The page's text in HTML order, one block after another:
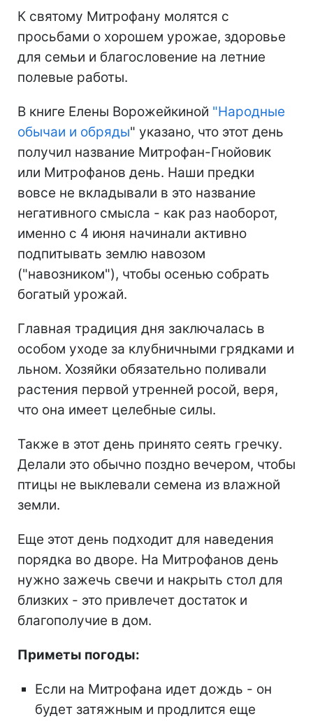
К святому Митрофану молятся с
просьбами о хорошем урожае, здоровье
для семьи и благословение на летние
полевые работы.
В книге Елены Ворожейкиной "Народные
обычаи и обряды" указано, что этот день
получил название Митрофан-Гнойовик
или Митрофанов день. Наши предки
вовсе не вкладывали в это название
негативного смысла - как раз наоборот,
именно с 4 июня начинали активно
подпитывать землю навозом
("навозником"), чтобы осенью собрать
богатый урожай.
Главная традиция дня заключалась в
особом уходе за клубничными грядками и
льном. Хозяйки обязательно поливали
растения первой утренней росой, веря,
что она имеет целебные силы.
Также в этот день принято сеять гречку.
Делали это обычно поздно вечером, чтобы
птицы не выклевали семена из влажной
земли.
Еще этот день подходит для наведения
порядка во дворе. На Митрофанов день
нужно зажечь свечи и накрыть стол для
близких - это привлечет достаток и
благополучие в дом.
Приметы погоды:
Если на Митрофана идет дождь - он
будет затяжным и продлится еще